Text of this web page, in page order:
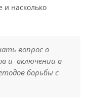
и насколько
вопрос о
и включении в
борьбы с